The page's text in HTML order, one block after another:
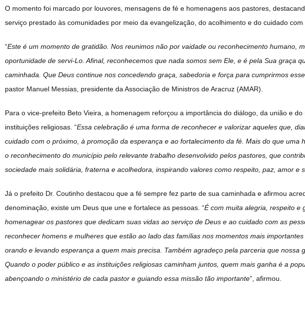
O momento foi marcado por louvores, mensagens de fé e homenagens aos pastores,
serviço prestado às comunidades por meio da evangelização, do acolhimento e do cuidado com
“Este é um momento de gratidão. Nos reunimos não por vaidade ou reconhecimento humano,
oportunidade de servi-Lo. Afinal, reconhecemos que nada somos sem Ele, e é pela Sua graça
caminhada. Que Deus continue nos concedendo graça, sabedoria e força para cumprirmos
pastor Manuel Messias, presidente da Associação de Ministros de Aracruz (AMAR).
Para o vice-prefeito Beto Vieira, a homenagem reforçou a importância do diálogo, da união e
instituições religiosas. “Essa celebração é uma forma de reconhecer e valorizar aqueles que,
cuidado com o próximo, à promoção da esperança e ao fortalecimento da fé. Mais do que uma
o reconhecimento do município pelo relevante trabalho desenvolvido pelos pastores, que
sociedade mais solidária, fraterna e acolhedora, inspirando valores como respeito, paz, amor e
Já o prefeito Dr. Coutinho destacou que a fé sempre fez parte de sua caminhada e afirmou
denominação, existe um Deus que une e fortalece as pessoas. “É com muita alegria, respeito e
homenagear os pastores que dedicam suas vidas ao serviço de Deus e ao cuidado com as
reconhecer homens e mulheres que estão ao lado das famílias nos momentos mais
orando e levando esperança a quem mais precisa. Também agradeço pela parceria que nossa
Quando o poder público e as instituições religiosas caminham juntos, quem mais ganha é a
abençoando o ministério de cada pastor e guiando essa missão tão importante”, afirmou.